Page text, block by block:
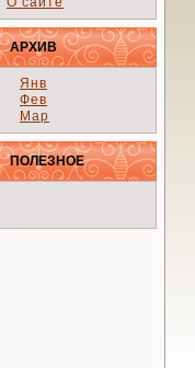
АРХИВ
Янв
Фев
Мар
ПОЛЕЗНОЕ